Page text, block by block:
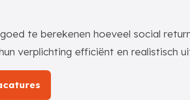
te berekenen hoeveel social
verplichting efficiënt en realistisch